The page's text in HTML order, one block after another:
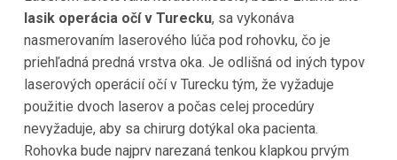
lasik operácia očí v Turecku, sa vykonáva
nasmerovaním laserového lúča pod rohovku, čo je
priehľadná predná vrstva oka. Je odlišná od iných typov
laserových operácií očí v Turecku tým, že vyžaduje
použitie dvoch laserov a počas celej procedúry
nevyžaduje, aby sa chirurg dotýkal oka pacienta.
Rohovka bude najprv narezaná tenkou klapkou prvým